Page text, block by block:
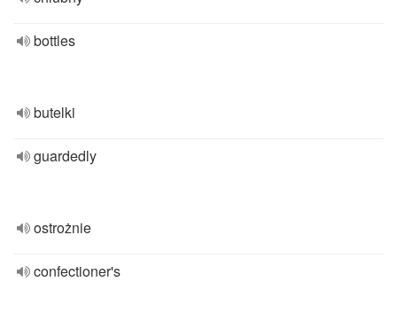
bottles
butelki
guardedly
ostrożnie
confectioner's